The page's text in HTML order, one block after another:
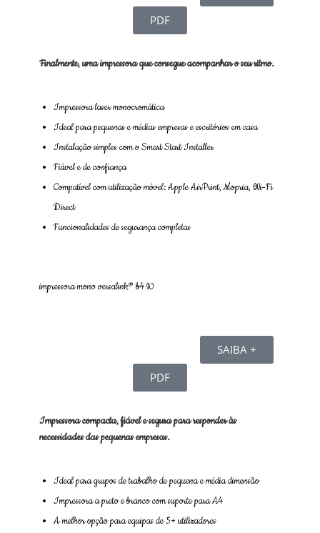
PDF
Finalmente, uma impressora que consegue acompanhar o seu ritmo.
Impressora laser monocromática
Ideal para pequenas e médias empresas e escritórios em casa
Instalação simples com o Smart Start Installer
Fiável e de confiança
Compatível com utilização móvel: Apple AirPrint, Mopria, Wi-Fi
Direct
Funcionalidades de segurança completas
impressora mono versalink® b410
SAIBA +
PDF
Impressora compacta, fiável e segura para responder às
necessidades das pequenas empresas.
Ideal para grupos de trabalho de pequena e média dimensão
Impressora a preto e branco com suporte para A4
A melhor opção para equipas de 5+ utilizadores